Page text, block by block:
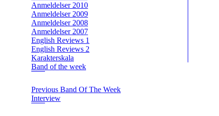
Anmeldelser 2010
Anmeldelser 2009
Anmeldelser 2008
Anmeldelser 2007
English Reviews 1
English Reviews 2
Karakterskala
Band of the week
Previous Band Of The Week
Interview